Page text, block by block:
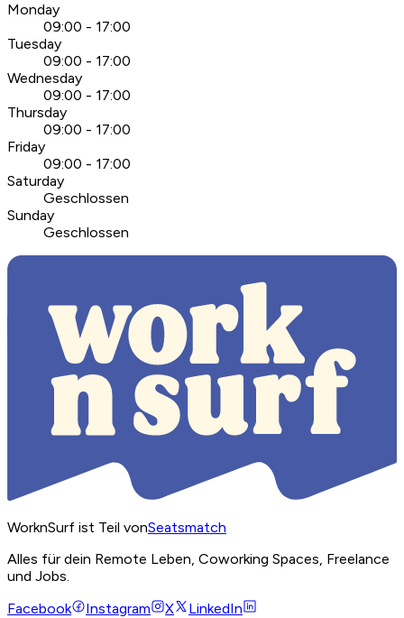
Monday
09:00 - 17:00
Tuesday
09:00 - 17:00
Wednesday
09:00 - 17:00
Thursday
09:00 - 17:00
Friday
09:00 - 17:00
Saturday
Geschlossen
Sunday
Geschlossen
WorknSurf ist Teil vonSeatsmatch
Alles für dein Remote Leben, Coworking Spaces, Freelance
und Jobs.
Facebook
Instagram X LinkedIn